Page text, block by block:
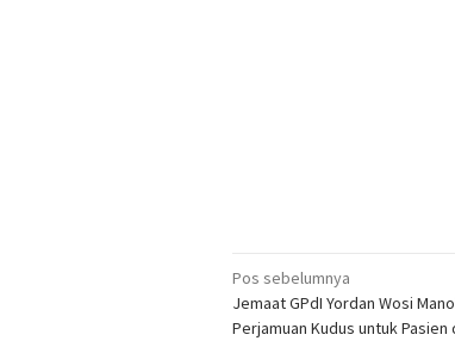
Navigasi
pos
Pos sebelumnya
Jemaat GPdI Yordan Wosi
Perjamuan Kudus untuk Pasien